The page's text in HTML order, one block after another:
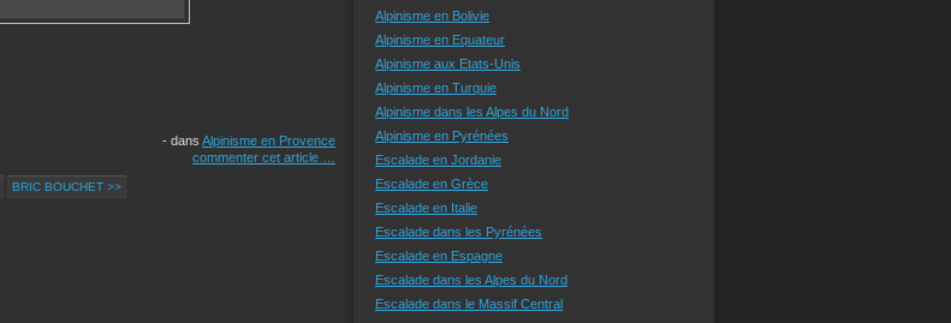
- dans Alpinisme en Provence
commenter cet article
BRIC BOUCHET >>
Alpinisme en Bolivie
Alpinisme en Equateur
Alpinisme aux Etats-Unis
Alpinisme en Turquie
Alpinisme dans les Alpes du Nord
Alpinisme en Pyrénées
Escalade en Jordanie
Escalade en Grèce
Escalade en Italie
Escalade dans les Pyrénées
Escalade en Espagne
Escalade dans les Alpes du Nord
Escalade dans le Massif Central